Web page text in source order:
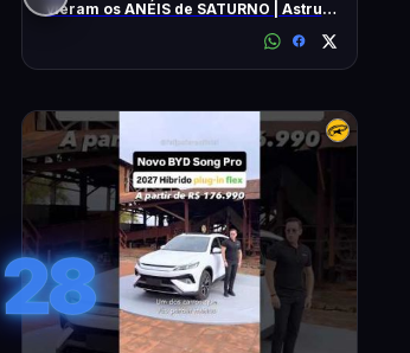
vieram os ANÉIS de SATURNO | Astrum
28